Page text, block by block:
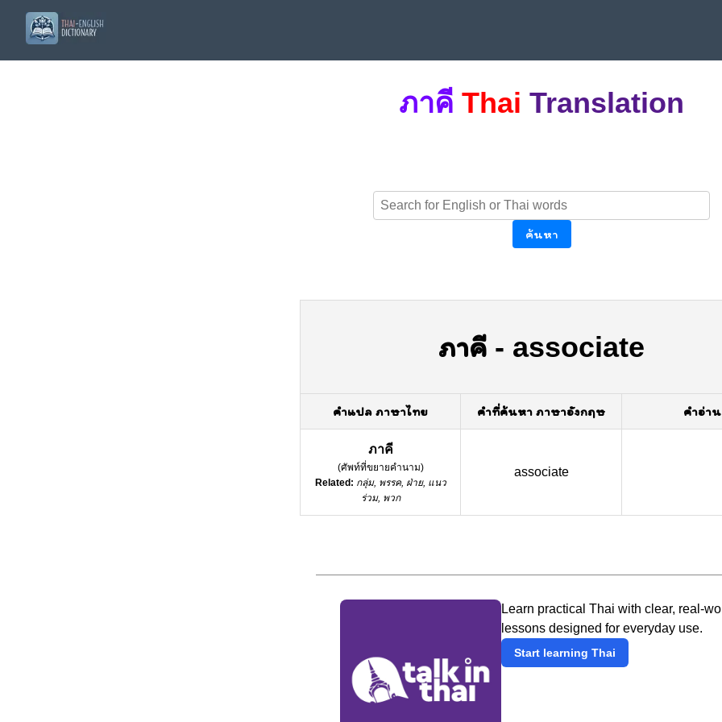
ภาคี Thai Translation
ค้นหา
ภาคี - associate
คำแปล ภาษาไทย คำที่ค้นหา ภาษาอังกฤษ คำอ่าน
ภาคี
(ศัพท์ที่ขยายคำนาม)
Related: กลุ่ม, พรรค, ฝ่าย, แนว
ร่วม, พวก
associate
Learn practical Thai with clear, real-
lessons designed for everyday use.
Start learning Thai